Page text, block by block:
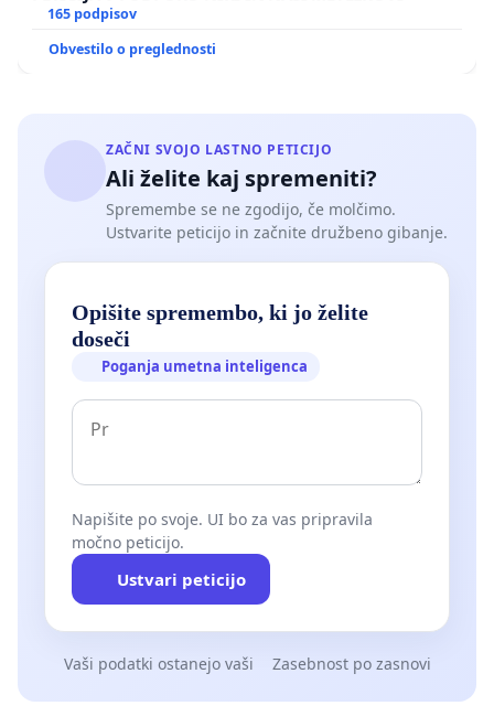
165 podpisov
Obvestilo o preglednosti
ZAČNI SVOJO LASTNO PETICIJO
Ali želite kaj spremeniti?
Spremembe se ne zgodijo, če molčimo.
Ustvarite peticijo in začnite družbeno gibanje.
Opišite spremembo, ki jo želite
doseči
Poganja umetna inteligenca
Napišite po svoje. UI bo za vas pripravila
močno peticijo.
Ustvari peticijo
Vaši podatki ostanejo vaši Zasebnost po zasnovi